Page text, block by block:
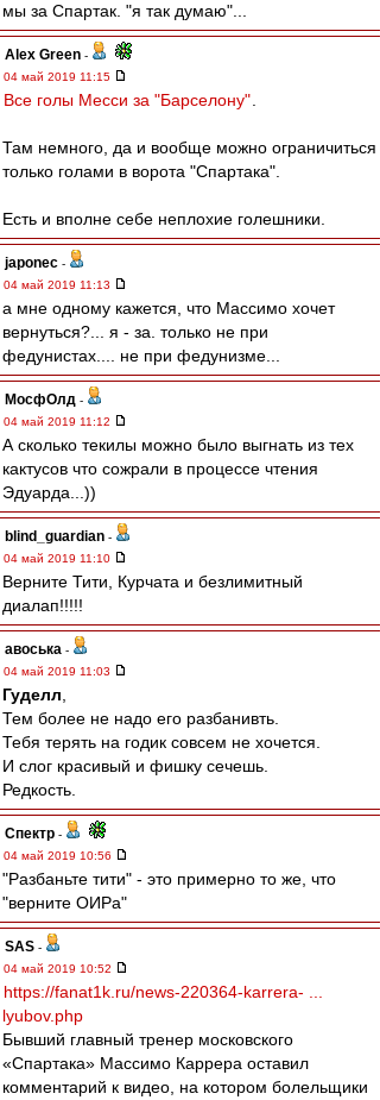
мы за Спартак. "я так думаю"...
Alex Green -
04 май 2019 11:15
Все голы Месси за "Барселону"
Там немного, да и вообще можно ограничиться
только голами в ворота "Спартака".
Есть и вполне себе неплохие голешники.
japonec -
04 май 2019 11:13
а мне одному кажется, что Массимо хочет
вернуться?... я - за. только не при
федунистах.... не при федунизме...
МосфОлд -
04 май 2019 11:12
А сколько текилы можно было выгнать из тех
кактусов что сожрали в процессе чтения
Эдуарда...))
blind_guardian -
04 май 2019 11:10
Верните Тити, Курчата и безлимитный
диалап!!!!!
авоська -
04 май 2019 11:03
Гуделл
Тем более не надо его разбанивть.
Тебя терять на годик совсем не хочется.
И слог красивый и фишку сечешь.
Редкость.
Спектр -
04 май 2019 10:56
"Разбаньте тити" - это примерно то же, что
"верните ОИРа"
SAS -
04 май 2019 10:52
https://fanat1k.ru/news-220364-karrera- ...
lyubov.php
Бывший главный тренер московского
«Спартака» Массимо Каррера оставил
комментарий к видео, на котором болельщики